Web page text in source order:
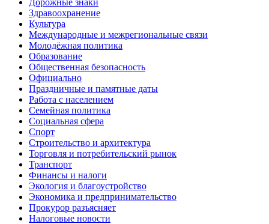
Дорожные знаки
Здравоохранение
Культура
Международные и межрегиональные связи
Молодёжная политика
Образование
Общественная безопасность
Официально
Праздничные и памятные даты
Работа с населением
Семейная политика
Социальная сфера
Спорт
Строительство и архитектура
Торговля и потребительский рынок
Транспорт
Финансы и налоги
Экология и благоустройство
Экономика и предпринимательство
Прокурор разъясняет
Налоговые новости